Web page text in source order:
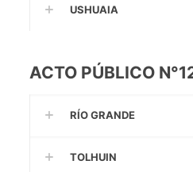
USHUAIA
ACTO PÚBLICO
RÍO GRANDE
TOLHUIN